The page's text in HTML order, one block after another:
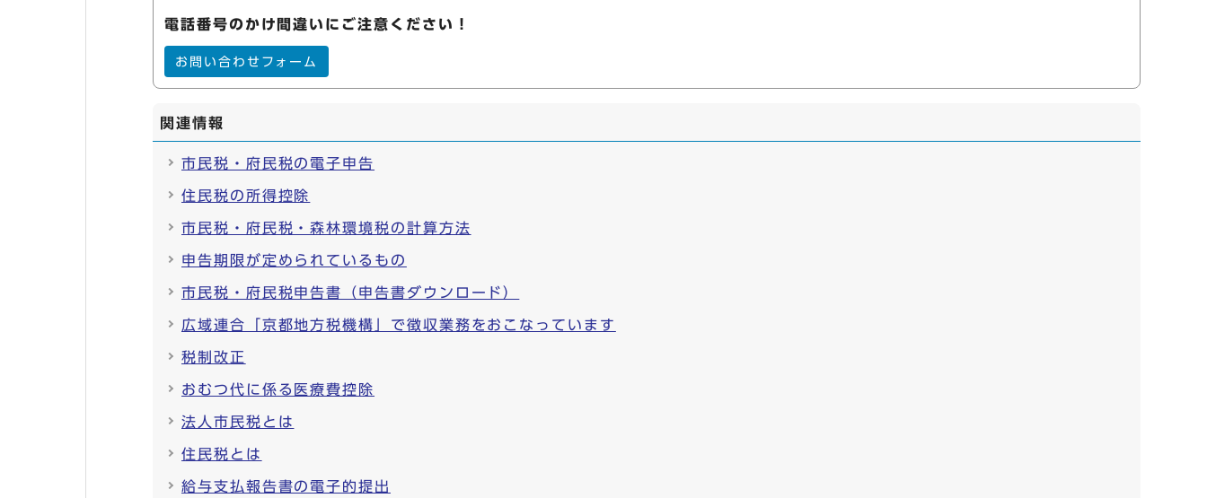
電話番号のかけ間違いにご注意ください！
お問い合わせフォーム
関連情報
市民税・府民税の電子申告
住民税の所得控除
市民税・府民税・森林環境税の計算方法
申告期限が定められているもの
市民税・府民税申告書（申告書ダウンロード）
広域連合「京都地方税機構」で徴収業務をおこなっています
税制改正
おむつ代に係る医療費控除
法人市民税とは
住民税とは
給与支払報告書の電子的提出